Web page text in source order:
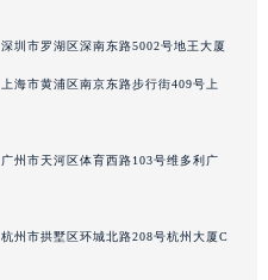
深圳市罗湖区深南东路5002号地王大厦
上海市黄浦区南京东路步行街409号上
广州市天河区体育西路103号维多利广
杭州市拱墅区环城北路208号杭州大厦C